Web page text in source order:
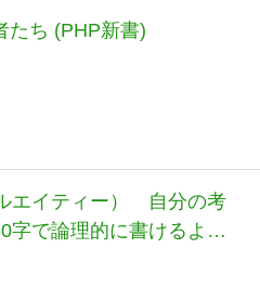
たち (PHP新書)
エイティー） 自分の考
字で論理的に書けるよう